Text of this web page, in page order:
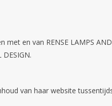
en van RENSE LAMPS
van haar website